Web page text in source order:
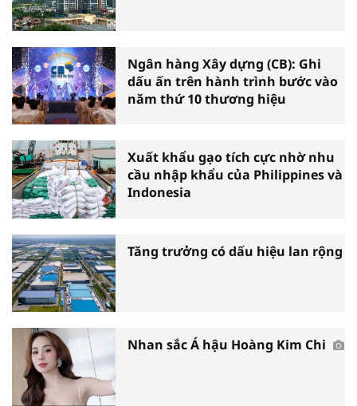
Ngân hàng Xây dựng (CB): Ghi
dấu ấn trên hành trình bước vào
năm thứ 10 thương hiệu
Xuất khẩu gạo tích cực nhờ nhu
cầu nhập khẩu của Philippines và
Indonesia
Tăng trưởng có dấu hiệu lan rộng
Nhan sắc Á hậu Hoàng Kim Chi